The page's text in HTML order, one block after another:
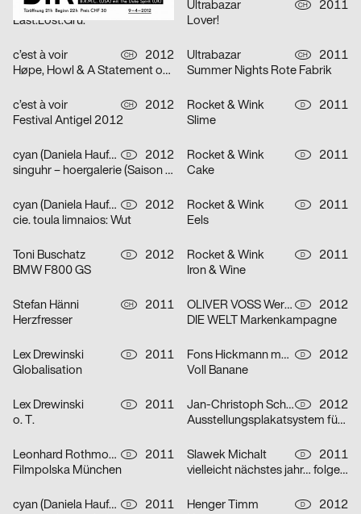
c’est à voir CH
2012
Last.Lost.Grü.
Ultrabazar CH
2011
Lover!
c’est à voir CH
2012
Høpe, Howl & A Statement on Body, Sound, Space and Time
Ultrabazar CH
2011
Summer Nights Rote Fabrik
c’est à voir CH
2012
Festival Antigel 2012
Rocket & Wink D
2011
Slime
cyan (Daniela Haufe + Detlef Fiedler) D
2012
singuhr – hoergalerie (Saison 2012)
Rocket & Wink D
2011
Cake
cyan (Daniela Haufe + Detlef Fiedler) D
2012
cie. toula limnaios: Wut
Rocket & Wink D
2011
Eels
Toni Buschatz D
2012
BMW F800 GS
Rocket & Wink D
2011
Iron & Wine
Stefan Hänni CH
2011
Herzfresser
OLIVER VOSS Werbeagentur, Rocket & Wink D
2012
DIE WELT Markenkampagne
Lex Drewinski D
2011
Globalisation
Fons Hickmann m23, Brigitte Speidel D
2012
Voll Banane
Lex Drewinski D
2011
o. T.
Jan-Christoph Schumm D
2012
Ausstellungsplakatsystem für das PAN Plakat- und Kunstforum in Emmerich
Leonhard Rothmoser D
2011
Filmpolska München
Slawek Michalt D
2011
vielleicht nächstes jahr… folge 3
cyan (Daniela Haufe + Detlef Fiedler) D
2011
Henger Timm D
2012